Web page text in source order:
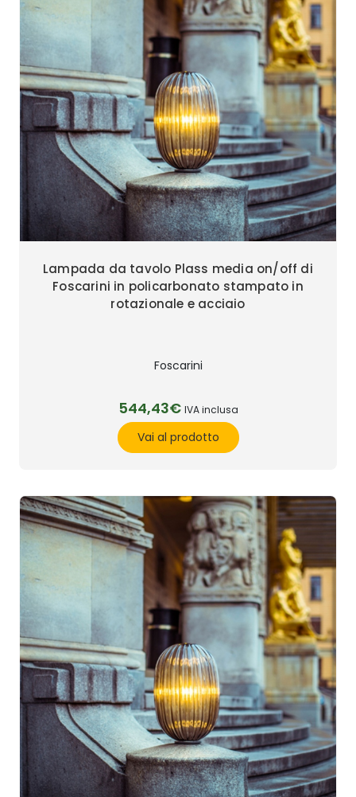
Lampada da tavolo Plass media on/off di
Foscarini in policarbonato stampato in
rotazionale e acciaio
Foscarini
544,43€ IVA inclusa
Vai al prodotto